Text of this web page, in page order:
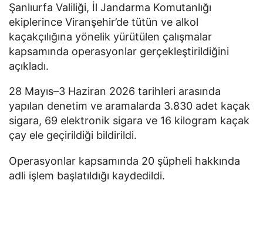
Şanlıurfa Valiliği, İl Jandarma Komutanlığı
ekiplerince Viranşehir’de tütün ve alkol
kaçakçılığına yönelik yürütülen çalışmalar
kapsamında operasyonlar gerçekleştirildiğini
açıkladı.
28 Mayıs–3 Haziran 2026 tarihleri arasında
yapılan denetim ve aramalarda 3.830 adet kaçak
sigara, 69 elektronik sigara ve 16 kilogram kaçak
çay ele geçirildiği bildirildi.
Operasyonlar kapsamında 20 şüpheli hakkında
adli işlem başlatıldığı kaydedildi.